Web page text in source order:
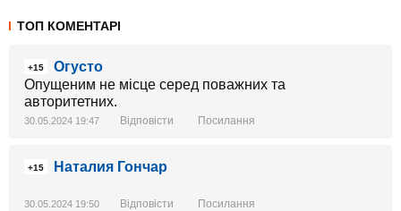
ТОП КОМЕНТАРІ
+15
Огусто
Опущеним не місце серед поважних та
авторитетних.
30.05.2024 19:47 Відповісти Посилання
+15 Наталия Гончар
30.05.2024 19:50 Відповісти Посилання